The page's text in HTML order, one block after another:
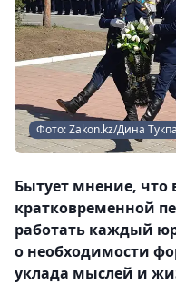
Фото: Zakon.kz/Дина
Бытует мнение, что
кратковременной
работать каждый
о необходимости
уклада мыслей и